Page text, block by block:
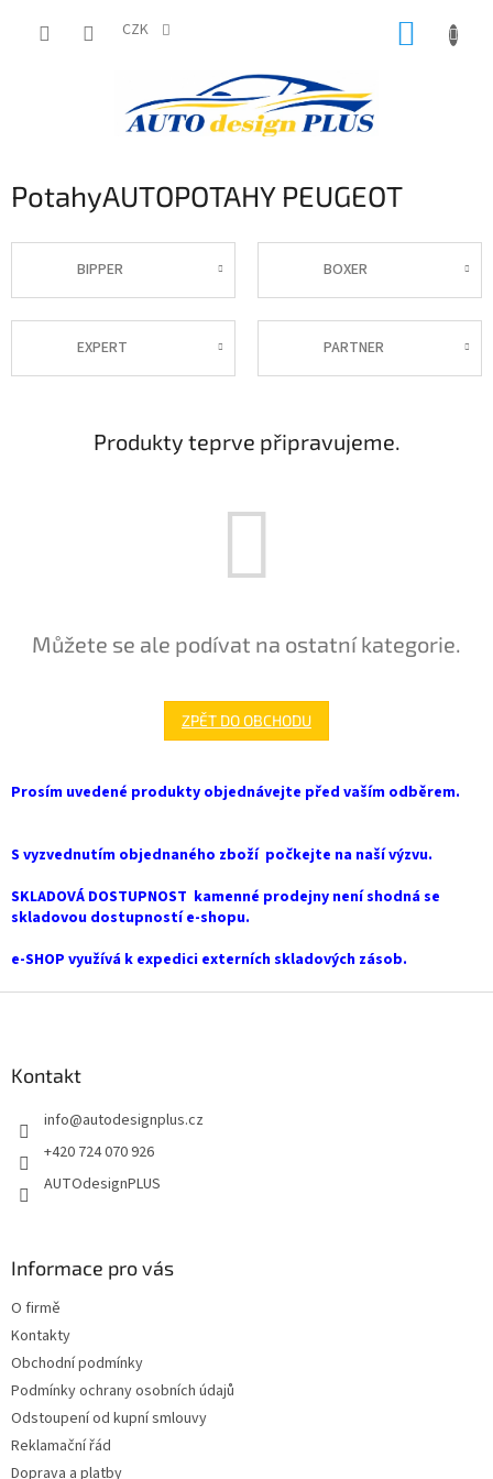
CZK
PotahyAUTOPOTAHY PEUGEOT
BIPPER BOXER
EXPERT PARTNER
Produkty teprve připravujeme.
Můžete se ale podívat na ostatní kategorie.
ZPĚT DO OBCHODU
Prosím uvedené produkty objednávejte před vaším odběrem.
S vyzvednutím objednaného zboží počkejte na naší výzvu.
SKLADOVÁ DOSTUPNOST kamenné prodejny není shodná se
skladovou dostupností e-shopu.
e-SHOP využívá k expedici externích skladových zásob.
Kontakt
info@autodesignplus.cz
+420 724 070 926
AUTOdesignPLUS
Informace pro vás
O firmě
Kontakty
Obchodní podmínky
Podmínky ochrany osobních údajů
Odstoupení od kupní smlouvy
Reklamační řád
Doprava a platby